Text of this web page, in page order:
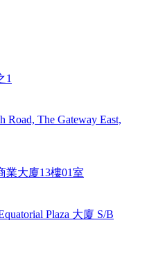
1
Road, The Gateway East,
業大廈13樓01室
Plaza 大廈 S/B